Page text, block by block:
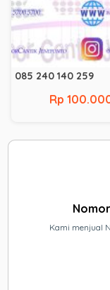
085 240 140 259
Rp
Kami menjual